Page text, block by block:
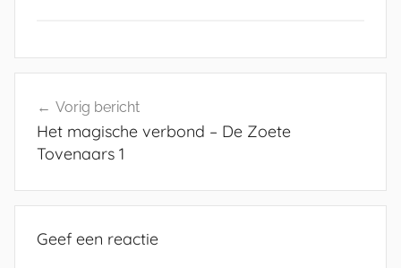
navigatie
Vorig bericht
Het magische verbond – De Zoete
Tovenaars 1
Geef een reactie